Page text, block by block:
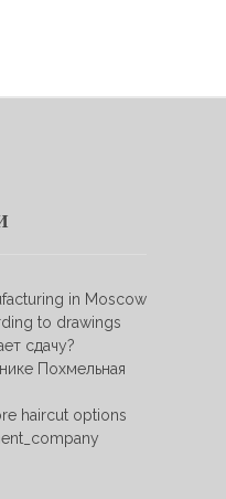
in Moscow
to drawings
сдачу?
Похмельная
haircut options